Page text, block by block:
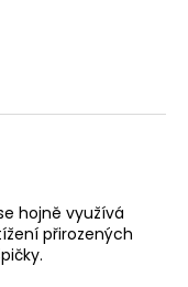
hojně využívá
přirozených